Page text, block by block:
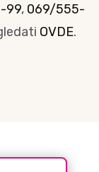
99, 069/555-
OVDE.